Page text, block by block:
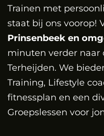
Trainen met
staat bij ons voorop!
Prinsenbeek en
minuten verder naar
Terheijden. We
Training, Lifestyle
fitnessplan en een
Groepslessen voor